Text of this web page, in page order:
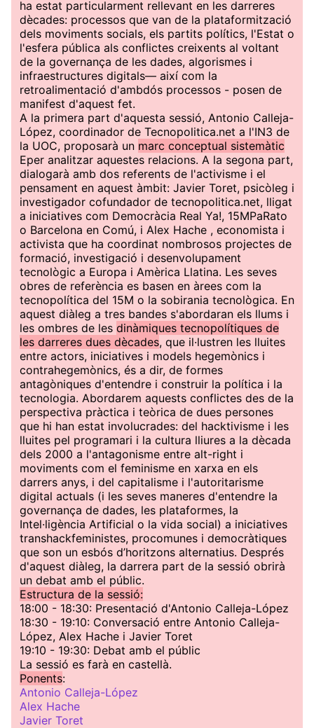
ha estat particularment rellevant en les darreres
dècades: processos que van de la plataformització
dels moviments socials, els partits polítics, l'Estat o
l'esfera pública als conflictes creixents al voltant
de la governança de les dades, algorismes i
infraestructures digitals— així com la
retroalimentació d'ambdós processos - posen de
manifest d'aquest fet.
A la primera part d'aquesta sessió, Antonio Calleja-
López, coordinador de Tecnopolitica.net a l'IN3 de
la UOC, proposarà un marc conceptual sistemàtic
Eper analitzar aquestes relacions. A la segona part,
dialogarà amb dos referents de l'activisme i el
pensament en aquest àmbit: Javier Toret, psicòleg i
investigador cofundador de tecnopolitica.net, lligat
a iniciatives com Democràcia Real Ya!, 15MPaRato
o Barcelona en Comú, i Alex Hache , economista i
activista que ha coordinat nombrosos projectes de
formació, investigació i desenvolupament
tecnològic a Europa i Amèrica Llatina. Les seves
obres de referència es basen en àrees com la
tecnopolítica del 15M o la sobirania tecnològica. En
aquest diàleg a tres bandes s'abordaran els llums i
les ombres de les dinàmiques tecnopolítiques de
les darreres dues dècades, que il·lustren les lluites
entre actors, iniciatives i models hegemònics i
contrahegemònics, és a dir, de formes
antagòniques d'entendre i construir la política i la
tecnologia. Abordarem aquests conflictes des de la
perspectiva pràctica i teòrica de dues persones
que hi han estat involucrades: del hacktivisme i les
lluites pel programari i la cultura lliures a la dècada
dels 2000 a l'antagonisme entre alt-right i
moviments com el feminisme en xarxa en els
darrers anys, i del capitalisme i l'autoritarisme
digital actuals (i les seves maneres d'entendre la
governança de dades, les plataformes, la
Intel·ligència Artificial o la vida social) a iniciatives
transhackfeministes, procomunes i democràtiques
que son un esbós d’horitzons alternatius. Després
d'aquest diàleg, la darrera part de la sessió obrirà
un debat amb el públic.
Estructura de la sessió:
18:00 - 18:30: Presentació d'Antonio Calleja-López
18:30 - 19:10: Conversació entre Antonio Calleja-
López, Alex Hache i Javier Toret
19:10 - 19:30: Debat amb el públic
La sessió es farà en castellà.
Ponents:
Antonio Calleja-López
Alex Hache
Javier Toret